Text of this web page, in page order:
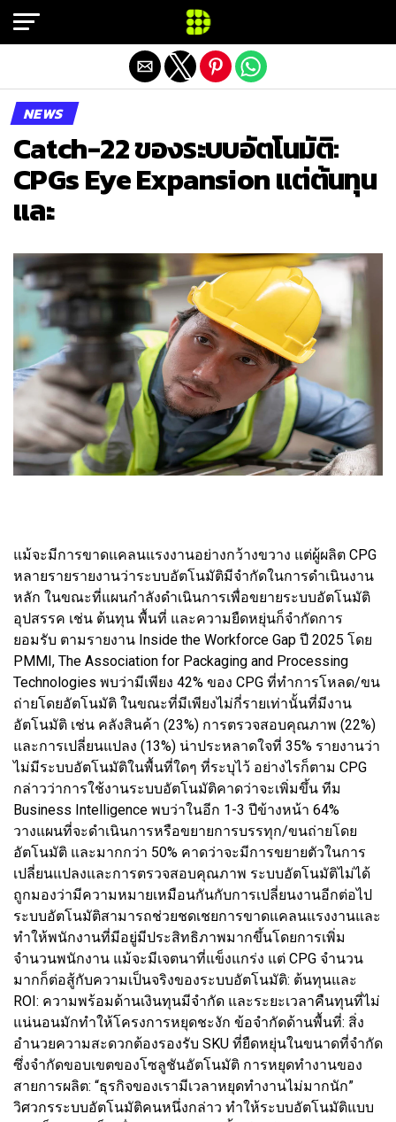
NEWS
Catch-22 ของระบบอัตโนมัติ:
CPGs Eye Expansion แต่ต้นทุน
และ
แม้จะมีการขาดแคลนแรงงานอย่างกว้างขวาง แต่ผู้ผลิต CPG
หลายรายรายงานว่าระบบอัตโนมัติมีจำกัดในการดำเนินงาน
หลัก ในขณะที่แผนกำลังดำเนินการเพื่อขยายระบบอัตโนมัติ
อุปสรรค เช่น ต้นทุน พื้นที่ และความยืดหยุ่นก็จำกัดการ
ยอมรับ ตามรายงาน Inside the Workforce Gap ปี 2025 โดย
PMMI, The Association for Packaging and Processing
Technologies พบว่ามีเพียง 42% ของ CPG ที่ทำการโหลด/ขน
ถ่ายโดยอัตโนมัติ ในขณะที่มีเพียงไม่กี่รายเท่านั้นที่มีงาน
อัตโนมัติ เช่น คลังสินค้า (23%) การตรวจสอบคุณภาพ (22%)
และการเปลี่ยนแปลง (13%) น่าประหลาดใจที่ 35% รายงานว่า
ไม่มีระบบอัตโนมัติในพื้นที่ใดๆ ที่ระบุไว้ อย่างไรก็ตาม CPG
กล่าวว่าการใช้งานระบบอัตโนมัติคาดว่าจะเพิ่มขึ้น ทีม
Business Intelligence พบว่าในอีก 1-3 ปีข้างหน้า 64%
วางแผนที่จะดำเนินการหรือขยายการบรรทุก/ขนถ่ายโดย
อัตโนมัติ และมากกว่า 50% คาดว่าจะมีการขยายตัวในการ
เปลี่ยนแปลงและการตรวจสอบคุณภาพ ระบบอัตโนมัติไม่ได้
ถูกมองว่ามีความหมายเหมือนกันกับการเปลี่ยนงานอีกต่อไป
ระบบอัตโนมัติสามารถช่วยชดเชยการขาดแคลนแรงงานและ
ทำให้พนักงานที่มีอยู่มีประสิทธิภาพมากขึ้นโดยการเพิ่ม
จำนวนพนักงาน แม้จะมีเจตนาที่แข็งแกร่ง แต่ CPG จำนวน
มากก็ต่อสู้กับความเป็นจริงของระบบอัตโนมัติ: ต้นทุนและ
ROI: ความพร้อมด้านเงินทุนมีจำกัด และระยะเวลาคืนทุนที่ไม่
แน่นอนมักทำให้โครงการหยุดชะงัก ข้อจำกัดด้านพื้นที่: สิ่ง
อำนวยความสะดวกต้องรองรับ SKU ที่ยืดหยุ่นในขนาดที่จำกัด
ซึ่งจำกัดขอบเขตของโซลูชันอัตโนมัติ การหยุดทำงานของ
สายการผลิต: “ธุรกิจของเรามีเวลาหยุดทำงานไม่มากนัก”
วิศวกรระบบอัตโนมัติคนหนึ่งกล่าว ทำให้ระบบอัตโนมัติแบบ
Exit mobile version